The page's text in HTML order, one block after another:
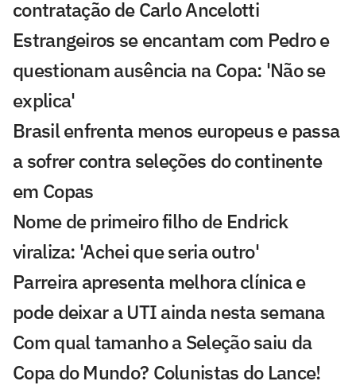
contratação de Carlo Ancelotti
Estrangeiros se encantam com Pedro e
questionam ausência na Copa: 'Não se
explica'
Brasil enfrenta menos europeus e passa
a sofrer contra seleções do continente
em Copas
Nome de primeiro filho de Endrick
viraliza: 'Achei que seria outro'
Parreira apresenta melhora clínica e
pode deixar a UTI ainda nesta semana
Com qual tamanho a Seleção saiu da
Copa do Mundo? Colunistas do Lance!